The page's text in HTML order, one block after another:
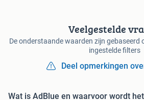
Veelgestelde
De onderstaande waarden zijn gebaseerd
ingestelde filters
Deel opmerkingen
Wat is AdBlue en waarvoor wordt